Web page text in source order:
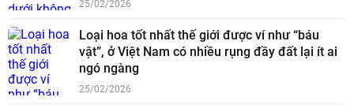
25/02/2026
Loại hoa tốt nhất thế giới được ví như “báu
vật”, ở Việt Nam có nhiều rụng đầy đất lại ít ai
ngó ngàng
25/02/2026